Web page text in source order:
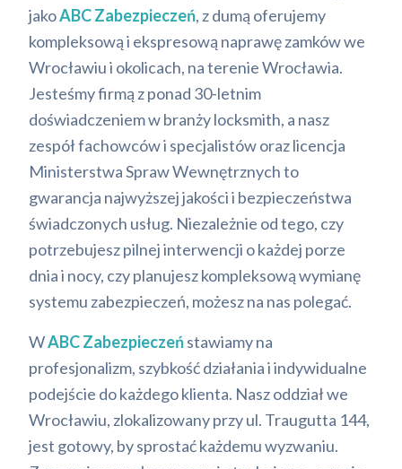
jakoABC Zabezpieczeń, z dumą oferujemy
kompleksową i ekspresową naprawę zamków we
Wrocławiu i okolicach, na terenie Wrocławia.
Jesteśmy firmą z ponad 30-letnim
doświadczeniem w branży locksmith, a nasz
zespół fachowców i specjalistów oraz licencja
Ministerstwa Spraw Wewnętrznych to
gwarancja najwyższej jakości i bezpieczeństwa
świadczonych usług. Niezależnie od tego, czy
potrzebujesz pilnej interwencji o każdej porze
dnia i nocy, czy planujesz kompleksową wymianę
systemu zabezpieczeń, możesz na nas polegać.
WABC Zabezpieczeństawiamy na
profesjonalizm, szybkość działania i indywidualne
podejście do każdego klienta. Nasz oddział we
Wrocławiu, zlokalizowany przy ul. Traugutta 144,
jest gotowy, by sprostać każdemu wyzwaniu.